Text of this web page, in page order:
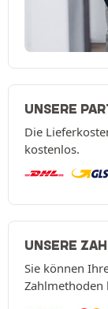
UNSERE
Die
kostenlos.
UNSERE
Sie können
Zahlmethoden